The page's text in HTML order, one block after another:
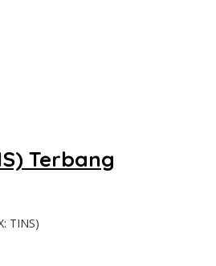
Terbang
TINS)